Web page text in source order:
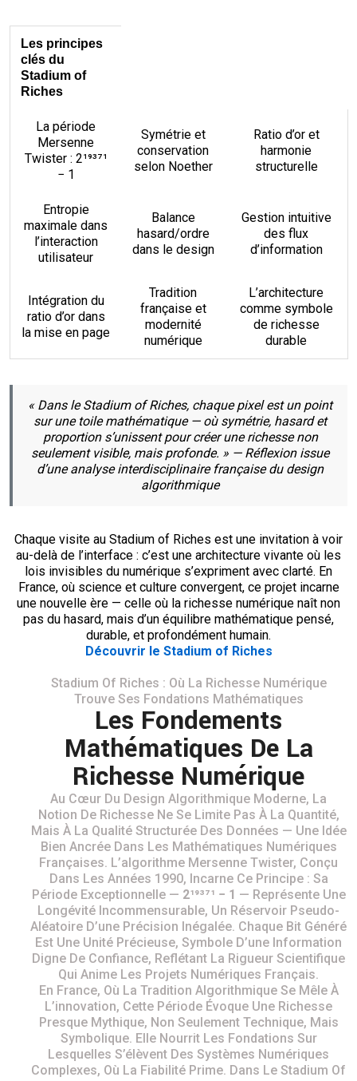
Les principes
clés du
Stadium of
Riches
La période
Mersenne
Twister : 2¹⁹³⁷¹
− 1
Symétrie et
conservation
selon Noether
Ratio d’or et
harmonie
structurelle
Entropie
maximale dans
l’interaction
utilisateur
Balance
hasard/ordre
dans le design
Gestion intuitive
des flux
d’information
Intégration du
ratio d’or dans
la mise en page
Tradition
française et
modernité
numérique
L’architecture
comme symbole
de richesse
durable
« Dans le Stadium of Riches, chaque pixel est un point
sur une toile mathématique — où symétrie, hasard et
proportion s’unissent pour créer une richesse non
seulement visible, mais profonde. » — Réflexion issue
d’une analyse interdisciplinaire française du design
algorithmique
Chaque visite au Stadium of Riches est une invitation à voir
au-delà de l’interface : c’est une architecture vivante où les
lois invisibles du numérique s’expriment avec clarté. En
France, où science et culture convergent, ce projet incarne
une nouvelle ère — celle où la richesse numérique naît non
pas du hasard, mais d’un équilibre mathématique pensé,
durable, et profondément humain.
Découvrir le Stadium of Riches
Stadium Of Riches : Où La Richesse Numérique
Trouve Ses Fondations Mathématiques
Les Fondements
Mathématiques De La
Richesse Numérique
Au Cœur Du Design Algorithmique Moderne, La
Notion De Richesse Ne Se Limite Pas À La Quantité,
Mais À La Qualité Structurée Des Données — Une Idée
Bien Ancrée Dans Les Mathématiques Numériques
Françaises. L’algorithme Mersenne Twister, Conçu
Dans Les Années 1990, Incarne Ce Principe : Sa
Période Exceptionnelle — 2¹⁹³⁷¹ − 1 — Représente Une
Longévité Incommensurable, Un Réservoir Pseudo-
Aléatoire D’une Précision Inégalée. Chaque Bit Généré
Est Une Unité Précieuse, Symbole D’une Information
Digne De Confiance, Reflétant La Rigueur Scientifique
Qui Anime Les Projets Numériques Français.
En France, Où La Tradition Algorithmique Se Mêle À
L’innovation, Cette Période Évoque Une Richesse
Presque Mythique, Non Seulement Technique, Mais
Symbolique. Elle Nourrit Les Fondations Sur
Lesquelles S’élèvent Des Systèmes Numériques
Complexes, Où La Fiabilité Prime. Dans Le Stadium Of